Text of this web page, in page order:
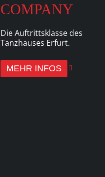
COMPANY
Die Auftrittsklasse des
Tanzhauses Erfurt.
MEHR INFOS